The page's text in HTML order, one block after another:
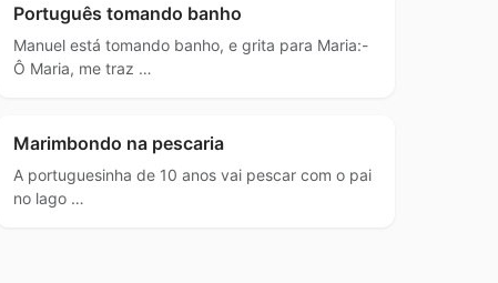
Português tomando banho
Manuel está tomando banho, e grita para Maria:-
Ô Maria, me traz …
Marimbondo na pescaria
A portuguesinha de 10 anos vai pescar com o pai
no lago …